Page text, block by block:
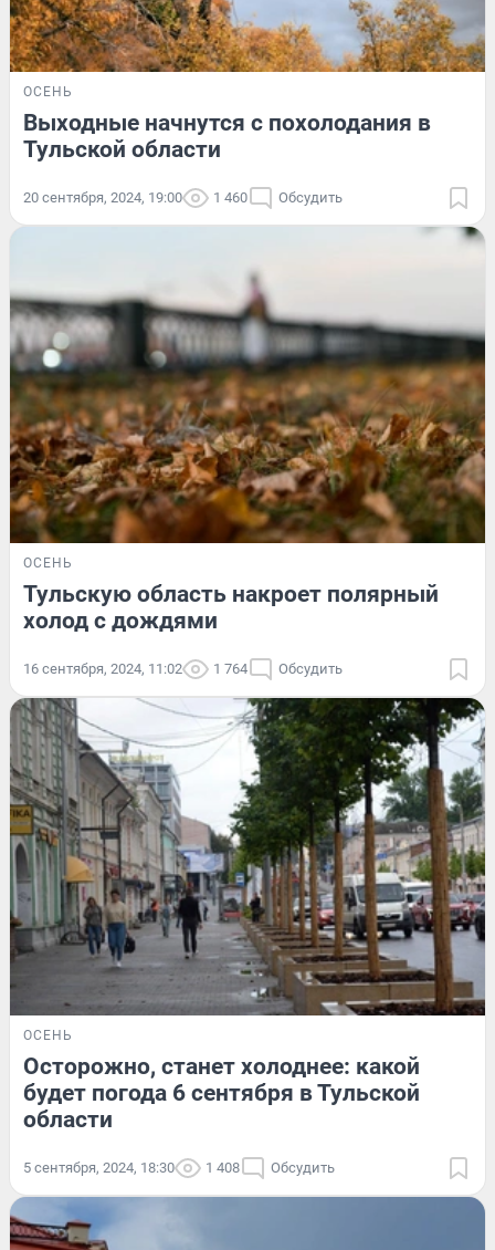
ОСЕНЬ
Выходные начнутся с похолодания в
Тульской области
20 сентября, 2024, 19:00 1 460 Обсудить
ОСЕНЬ
Тульскую область накроет полярный
холод с дождями
16 сентября, 2024, 11:02 1 764 Обсудить
ОСЕНЬ
Осторожно, станет холоднее: какой
будет погода 6 сентября в Тульской
области
5 сентября, 2024, 18:30 1 408 Обсудить